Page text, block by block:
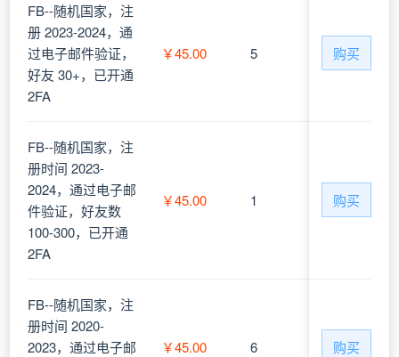
FB--随机国家，注
册 2023-2024，通
过电子邮件验证，
好友 30+，已开通
2FA
￥45.00 5 购买
FB--随机国家，注
册时间 2023-
2024，通过电子邮
件验证，好友数
100-300，已开通
2FA
￥45.00 1 购买
FB--随机国家，注
册时间 2020-
2023，通过电子邮
￥45.00 6 购买